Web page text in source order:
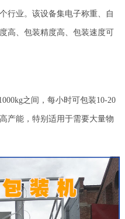
行业。该设备集电子称重、自
高、包装精度高、包装速度可
之间，每小时可包装10-20
产能，特别适用于需要大量物